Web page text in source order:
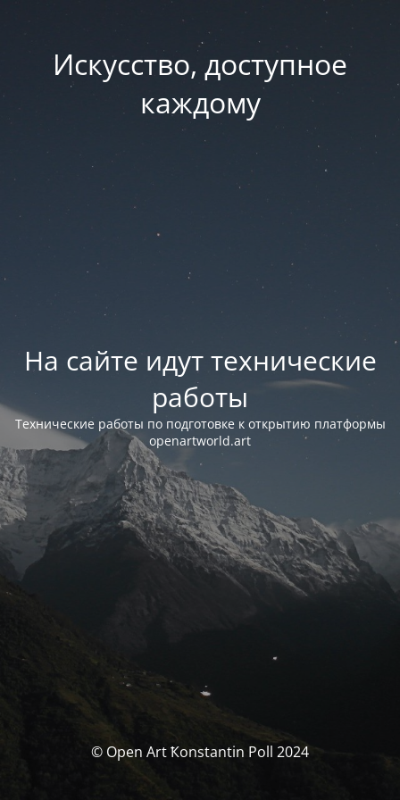
Искусство, доступное
каждому
На сайте идут технические
работы
Технические работы по подготовке к открытию платформы
openartworld.art
© Open Art Ҟonstantin Poll 2024